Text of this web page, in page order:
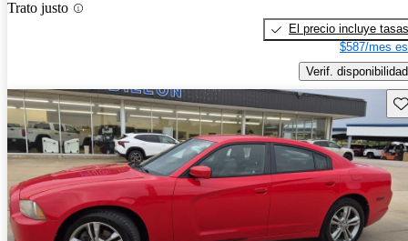
Trato justo
El precio incluye tasas
$587/mes
Verif. disponibilidad